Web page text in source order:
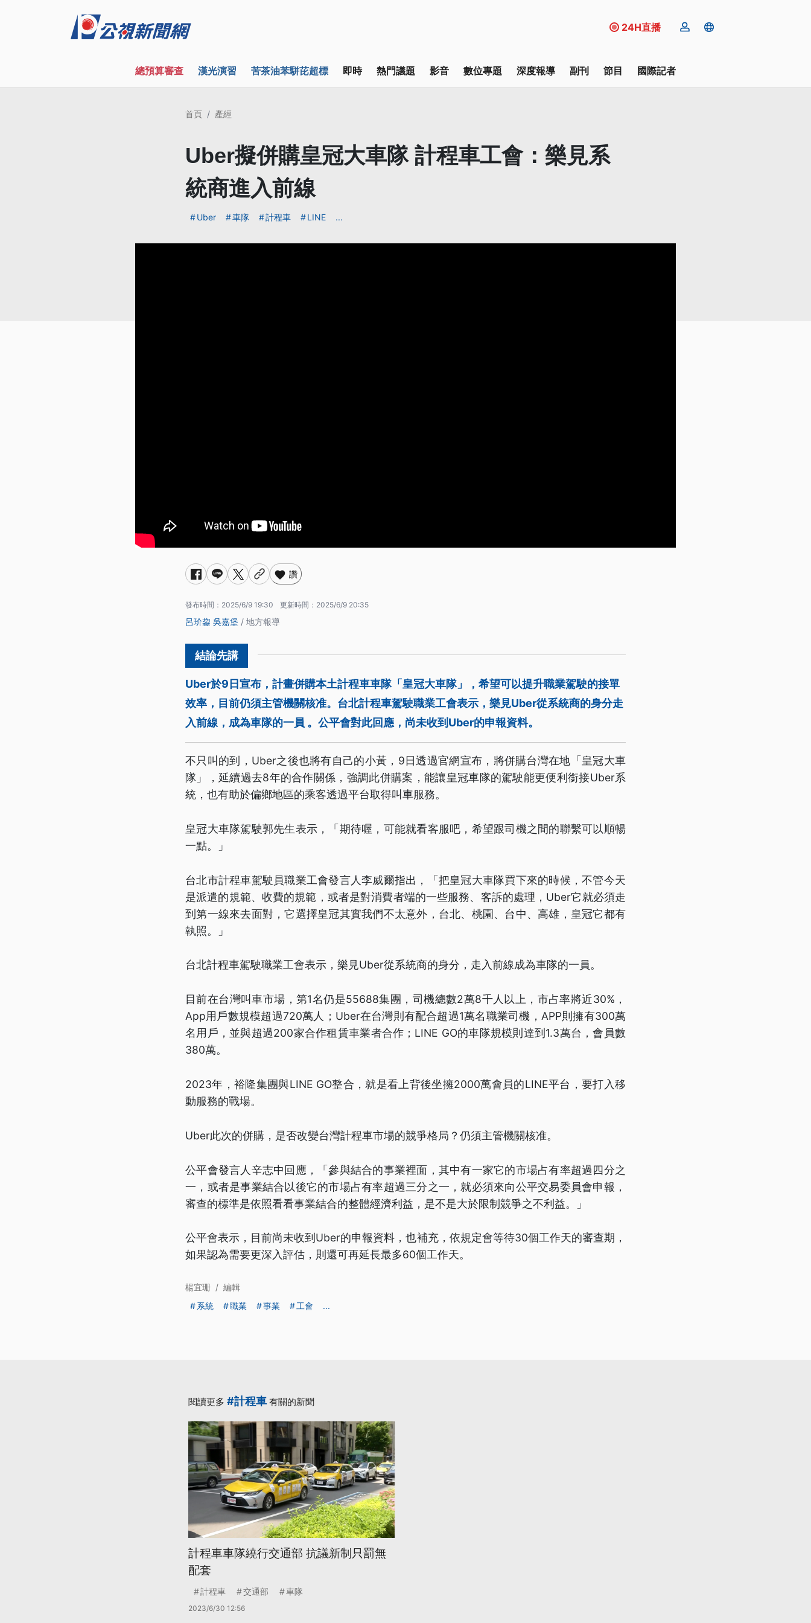
24H直播
總預算審查 漢光演習 苦茶油苯駢芘超標 即時 熱門議題 影音 數位專題 深度報導 副刊 節目 國際記者
首頁 產經
Uber擬併購皇冠大車隊 計程車工會：樂見系
統商進入前線
Uber 車隊 計程車 LINE ...
讚
發布時間： 2025/6/9 19:30 更新時間： 2025/6/9 20:35
呂玠鋆 吳嘉堡 / 地方報導
Uber於9日宣布，計畫併購本土計程車車隊「皇冠大車隊」，希望可以提升職業駕駛的接單
效率，目前仍須主管機關核准。台北計程車駕駛職業工會表示，樂見Uber從系統商的身分走
入前線，成為車隊的一員 。公平會對此回應，尚未收到Uber的申報資料。
不只叫的到，Uber之後也將有自己的小黃，9日透過官網宣布，將併購台灣在地「皇冠大車
隊」，延續過去8年的合作關係，強調此併購案，能讓皇冠車隊的駕駛能更便利銜接Uber系
統，也有助於偏鄉地區的乘客透過平台取得叫車服務。
皇冠大車隊駕駛郭先生表示，「期待喔，可能就看客服吧，希望跟司機之間的聯繫可以順暢
一點。」
台北市計程車駕駛員職業工會發言人李威爾指出，「把皇冠大車隊買下來的時候，不管今天
是派遣的規範、收費的規範，或者是對消費者端的一些服務、客訴的處理，Uber它就必須走
到第一線來去面對，它選擇皇冠其實我們不太意外，台北、桃園、台中、高雄，皇冠它都有
執照。」
台北計程車駕駛職業工會表示，樂見Uber從系統商的身分，走入前線成為車隊的一員。
目前在台灣叫車市場，第1名仍是55688集團，司機總數2萬8千人以上，市占率將近30%，
App用戶數規模超過720萬人；Uber在台灣則有配合超過1萬名職業司機，APP則擁有300萬
名用戶，並與超過200家合作租賃車業者合作；LINE GO的車隊規模則達到1.3萬台，會員數
380萬。
2023年，裕隆集團與LINE GO整合，就是看上背後坐擁2000萬會員的LINE平台，要打入移
動服務的戰場。
Uber此次的併購，是否改變台灣計程車市場的競爭格局？仍須主管機關核准。
公平會發言人辛志中回應，「參與結合的事業裡面，其中有一家它的市場占有率超過四分之
一，或者是事業結合以後它的市場占有率超過三分之一，就必須來向公平交易委員會申報，
審查的標準是依照看看事業結合的整體經濟利益，是不是大於限制競爭之不利益。」
公平會表示，目前尚未收到Uber的申報資料，也補充，依規定會等待30個工作天的審查期，
如果認為需要更深入評估，則還可再延長最多60個工作天。
楊宜珊 / 編輯
系統
職業 事業 工會 ...
閱讀更多 #計程車 有關的新聞
計程車車隊繞行交通部 抗議新制只罰無
配套
計程車 交通部 車隊
2023/6/30 12:56